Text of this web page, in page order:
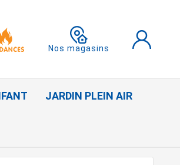
Nos magasins
JARDIN PLEIN AIR